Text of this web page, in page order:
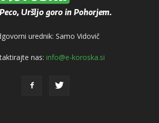
urednik: Samo Vidovič
nas: info@e-koroska.si